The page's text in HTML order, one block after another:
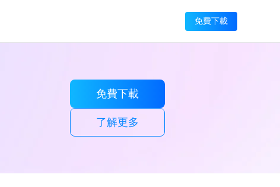
免費下載
免費下載
了解更多